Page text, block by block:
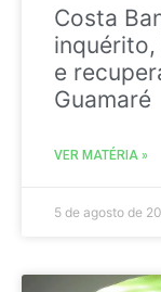
Costa
e
Guamaré
VER MATÉRIA »
5 de agosto de